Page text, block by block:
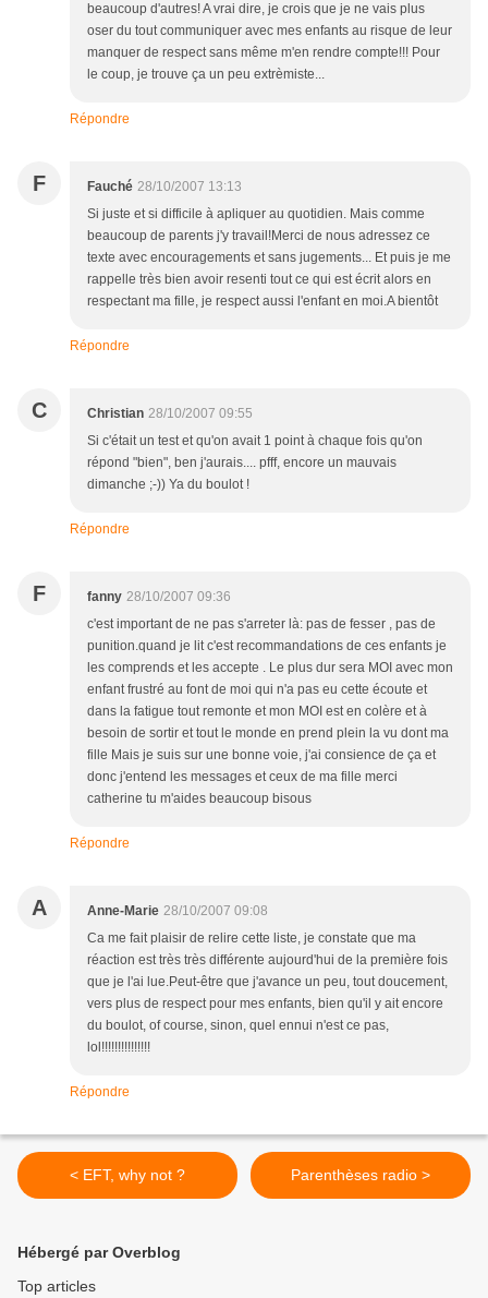
beaucoup d'autres! A vrai dire, je crois que je ne vais plus
oser du tout communiquer avec mes enfants au risque de leur
manquer de respect sans même m'en rendre compte!!! Pour
le coup, je trouve ça un peu extrèmiste...
Répondre
F Fauché 28/10/2007 13:13
Si juste et si difficile à apliquer au quotidien. Mais comme
beaucoup de parents j'y travail!Merci de nous adressez ce
texte avec encouragements et sans jugements... Et puis je me
rappelle très bien avoir resenti tout ce qui est écrit alors en
respectant ma fille, je respect aussi l'enfant en moi.A bientôt
Répondre
C Christian 28/10/2007 09:55
Si c'était un test et qu'on avait 1 point à chaque fois qu'on
répond "bien", ben j'aurais.... pfff, encore un mauvais
dimanche ;-)) Ya du boulot !
Répondre
F fanny 28/10/2007 09:36
c'est important de ne pas s'arreter là: pas de fesser , pas de
punition.quand je lit c'est recommandations de ces enfants je
les comprends et les accepte . Le plus dur sera MOI avec mon
enfant frustré au font de moi qui n'a pas eu cette écoute et
dans la fatigue tout remonte et mon MOI est en colère et à
besoin de sortir et tout le monde en prend plein la vu dont ma
fille Mais je suis sur une bonne voie, j'ai consience de ça et
donc j'entend les messages et ceux de ma fille merci
catherine tu m'aides beaucoup bisous
Répondre
A Anne-Marie 28/10/2007 09:08
Ca me fait plaisir de relire cette liste, je constate que ma
réaction est très très différente aujourd'hui de la première fois
que je l'ai lue.Peut-être que j'avance un peu, tout doucement,
vers plus de respect pour mes enfants, bien qu'il y ait encore
du boulot, of course, sinon, quel ennui n'est ce pas,
lol!!!!!!!!!!!!!!!
Répondre
< EFT, why not ? Parenthèses radio >
Hébergé par Overblog
Top articles